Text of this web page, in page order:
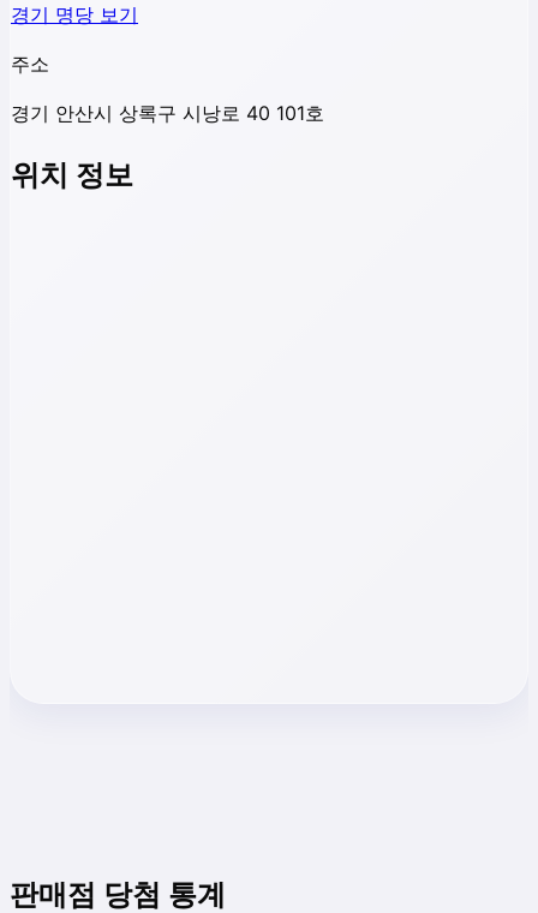
경기 명당 보기
주소
경기 안산시 상록구 시낭로 40 101호
위치 정보
판매점 당첨 통계